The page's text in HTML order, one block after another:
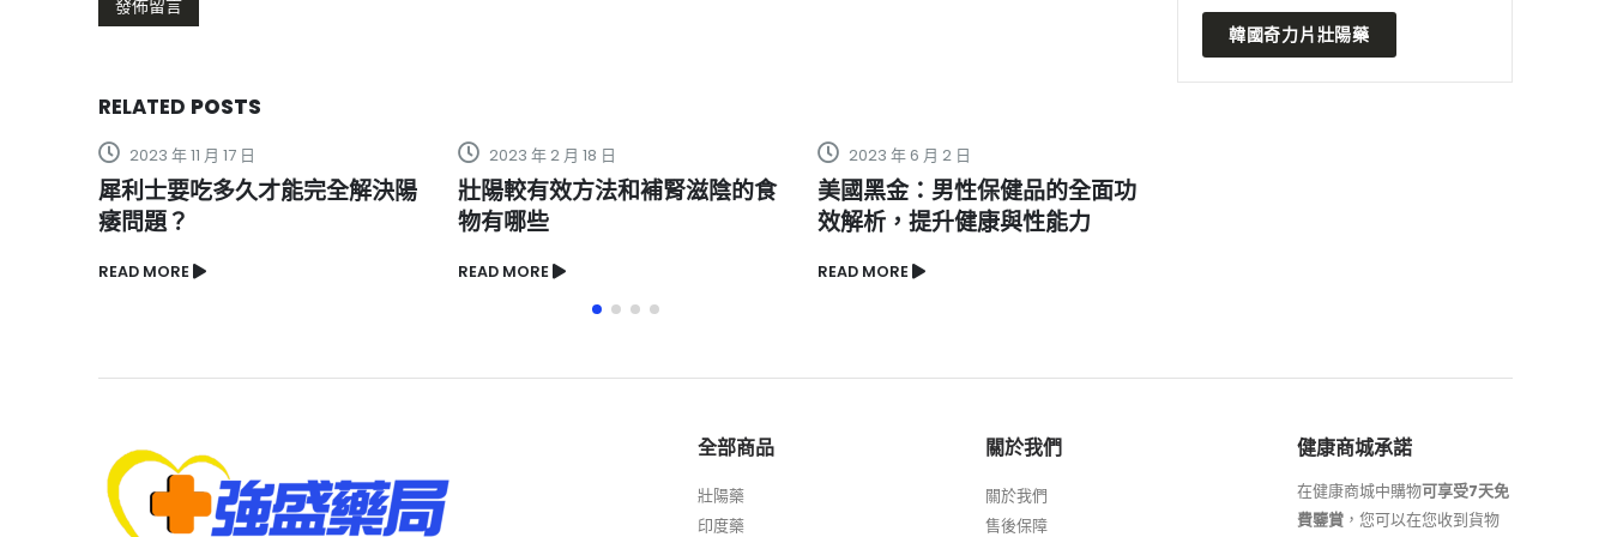
RELATED POSTS
2023 年 2 月 18 日
壯陽較有效方法和補腎滋陰的食
物有哪些
READ MORE
2023 年 6 月 2 日
美國黑金：男性保健品的全面功
效解析，提升健康與性能力
READ MORE
2024 年 1 月 19 日
服用犀利士壯陽藥是否有特定的
使用建議和禁忌？
READ MORE
韓國奇力片壯陽藥
全部商品
壯陽藥
印度藥
關於我們
關於我們
售後保障
健康商城承諾
在健康商城中購物可享受7天免
費鑒賞 ，您可以在您收到貨物